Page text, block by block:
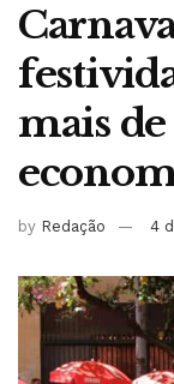
mais de
by Redação 4